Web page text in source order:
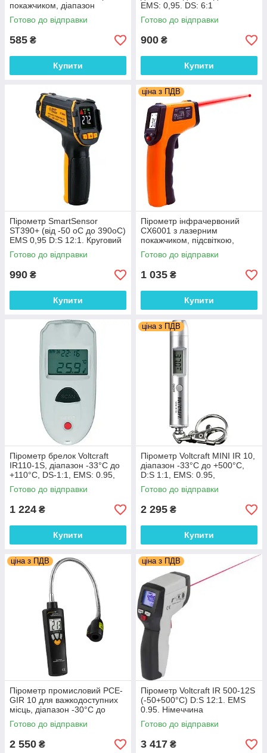
покажчиком, діапазон
вимірювання -50°C до
+550°C, EMS 0.95
Готово до відправки
585 ₴
Купити
EMS: 0,95. DS: 6:1
Готово до відправки
900 ₴
Купити
Пірометр SmartSensor
ST390+ (від -50 oC до 390oC)
EMS 0,95 D:S 12:1. Круговий
лазер
Готово до відправки
990 ₴
Купити
ціна з ПДВ
Пірометр інфрачервоний
CX6001 з лазерним
покажчиком, підсвіткою,
діапазон -50°C~+550°C,
похибка ±1,5°C, EMS 0.95,
Готово до відправки
1 035 ₴
Купити
Пірометр брелок Voltcraft
IR110-1S, діапазон -33°C до
+110°C, DS-1:1, EMS: 0.95,
Німеччина
Готово до відправки
1 224 ₴
Купити
ціна з ПДВ
Пірометр Voltcraft MINI IR 10,
діапазон -33°C до +500°C,
D:S 1:1, EMS: 0.95,
Німеччина
Готово до відправки
2 295 ₴
Купити
ціна з ПДВ
Пірометр промисловий PCE-
GIR 10 для важкодоступних
місць, діапазон -30°C до
+600°C, Німеччина
Готово до відправки
2 550 ₴
ціна з ПДВ
Пірометр Voltcraft IR 500-12S
(-50+500°C) D:S 12:1. EMS
0.95. Німеччина
Готово до відправки
3 417 ₴